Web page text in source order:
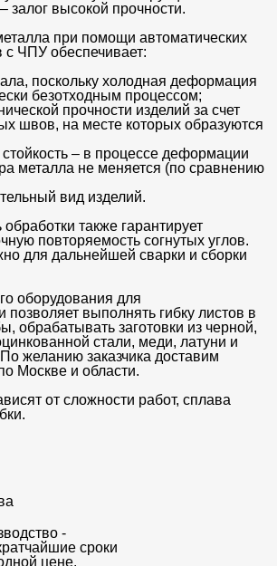
залог высокой прочности.
при помощи автоматических
с ЧПУ обеспечивает:
поскольку холодная деформация
безотходным процессом;
прочности изделий за счет
швов, на месте которых образуются
– в процессе деформации
металла не меняется (по сравнению
вид изделий.
также гарантирует
повторяемость согнутых углов.
для дальнейшей сварки и сборки
оборудования для
позволяет выполнять гибку листов в
обрабатывать заготовки из черной,
стали, меди, латуни и
желанию заказчика доставим
Москве и области.
от сложности работ, сплава
-
сроки
цене.